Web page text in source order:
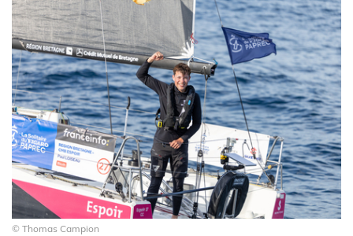
© Thomas Campion